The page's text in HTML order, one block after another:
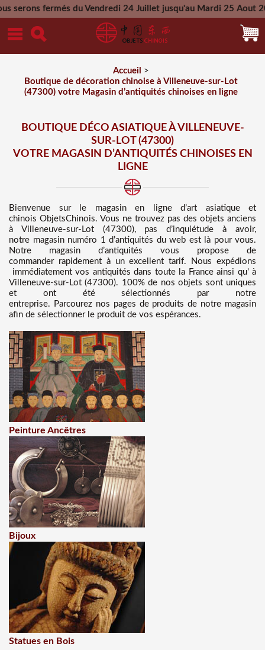
du Vendredi 24 Juillet jusqu'au Mardi 25 Aout 2026 -
Mercredi 26 Aout 2026
Accueil
>
Boutique de décoration chinoise à Villeneuve-sur-Lot
(47300) votre Magasin d’antiquités chinoises en ligne
BOUTIQUE DÉCO ASIATIQUE À VILLENEUVE-
SUR-LOT (47300)
VOTRE MAGASIN D’ANTIQUITÉS CHINOISES EN
LIGNE
Bienvenue sur
le magasin en ligne d’art asiatique et
chinois ObjetsChinois. Vous ne trouvez pas des objets anciens
à Villeneuve-sur-Lot (47300), pas d’inquiétude à avoir,
notre magasin numéro 1 d’antiquités du web est là pour vous.
Notre magasin d’antiquités vous propose de
commander rapidement à un excellent tarif. Nousexpédions
immédiatement vos antiquités dans toute la France ainsi qu' à
Villeneuve-sur-Lot (47300). 100% de nos objets sont uniques
et ont été sélectionnés par notre
entreprise. Parcourez nos pages de produits de notre magasin
afin de sélectionner le produit de vos espérances.
Peinture Ancêtres
Bijoux
Statues en Bois